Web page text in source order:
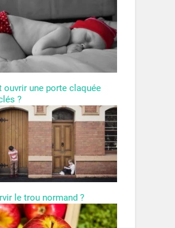
ouvrir une porte claquée
?
le trou normand ?